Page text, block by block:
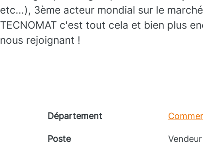
etc...), 3ème acteur mondial sur le
TECNOMAT c'est tout cela et bien plus
nous rejoignant !
Département
Poste